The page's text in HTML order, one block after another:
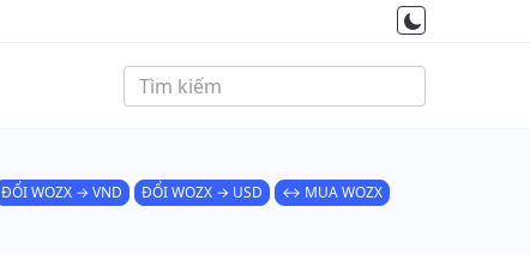
ĐỔI WOZX → VND ĐỔI WOZX → USD ↔ MUA WOZX